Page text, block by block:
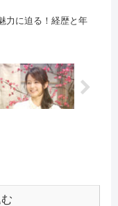
力に迫る！経歴と年